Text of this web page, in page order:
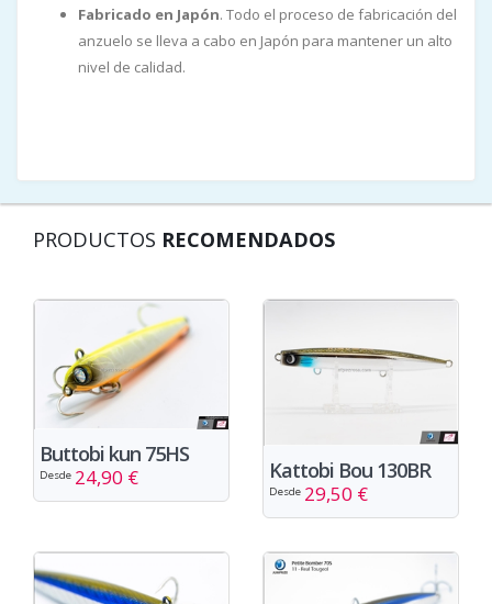
Fabricado en Japón. Todo el proceso de fabricación del
anzuelo se lleva a cabo en Japón para mantener un alto
nivel de calidad.
PRODUCTOS RECOMENDADOS
Buttobi kun 75HS
Desde 24,90 € Kattobi Bou 130BR
Desde 29,50 €